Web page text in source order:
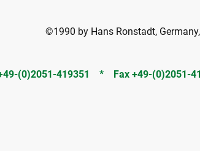
©1990 by Hans Ronstadt,
(0)2051-419351 * Fax +49-